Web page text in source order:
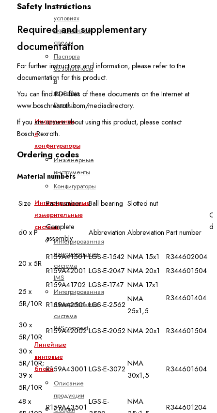
особых
условиях
окружающей
среды
Паспорта
безопасности
и
изделия
Dynalub
Инструменты
и
конфигураторы
Инженерные
инструменты
Конфигураторы
Интегрированные
измерительные
системы
Интегрированная
измерительная
система
IMS
Интегрированная
измерительная
система
IMScompact
Линейные
винтовые
блоки
Описание
продукции
Сборки
Safety Instructions
Required and supplementary
documentation
For further instructions and information, please refer to the
documentation for this product.
You can find PDF files of these documents on the Internet at
www.boschrexroth.com/mediadirectory.
If you are unsure about using this product, please contact
Bosch Rexroth.
Ordering codes
Material numbers
Size Part number Ball bearing Slotted nut
d0 x P
Complete
assembly
Abbreviation Abbreviation Part number
20 x 5R
R159A41501 LGS-E-1542 NMA 15x1
R344602004
R159A42001 LGS-E-2047 NMA 20x1
R344601504
25 x
5R/10R
R159A41702 LGS-E-1747 NMA 17x1
R344601404
R159A42501 LGS-E-2562
NMA
25x1,5
30 x
5R/10R
R159A42002LGS-E-2052 NMA 20x1
R344601504
30 x
5R/10R;
39 x
5R/10R
R159A43001 LGS-E-3072
NMA
30x1,5
R344601604
48 x
R159A43501
LGS-E-
NMA
R344601204